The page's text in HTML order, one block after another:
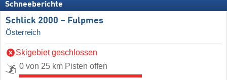
Schneeberichte
Schlick 2000 – Fulpmes
Österreich
Skigebiet geschlossen
0 von 25 km Pisten offen